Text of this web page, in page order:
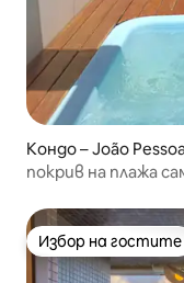
Кондо – João
Избор на гостите
Избор на гостите